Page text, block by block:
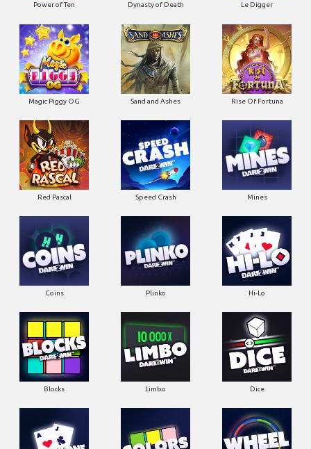
Power of Ten Dynasty of Death Le Digger
Magic Piggy OG Sand and Ashes Rise Of Fortuna
Red Pascal Speed Crash Mines
Coins Plinko Hi-Lo
Blocks Limbo Dice